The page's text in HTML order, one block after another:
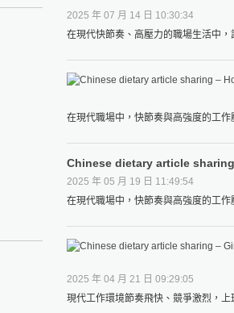
2025 年 07 月 14 日 10:30:34
在現代快節奏、高壓力的職場生活中
在現代職場中，快節奏與高強度的工
Chinese dietary article
2025 年 05 月 19 日 11:49:54
在現代職場中，快節奏與高強度的工
2025 年 04 月 21 日 09:29:05
現代工作環境節奏飛快、競爭激烈，